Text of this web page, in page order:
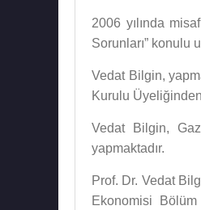
2006 yılında
Sorunları” konulu
Vedat Bilgin,
Kurulu
Vedat Bilgin,
yapmaktadır.
Prof. Dr. Vedat
Ekonomisi